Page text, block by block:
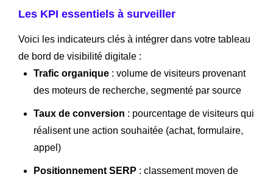
Les KPI essentiels à surveiller
Voici les indicateurs clés à intégrer dans votre tableau
de bord de visibilité digitale :
Trafic organique : volume de visiteurs provenant
des moteurs de recherche, segmenté par source
Taux de conversion : pourcentage de visiteurs qui
réalisent une action souhaitée (achat, formulaire,
appel)
Positionnement SERP : classement moyen de